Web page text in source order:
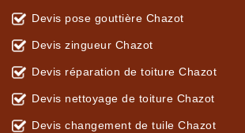
Devis pose gouttière Chazot
Devis zingueur Chazot
Devis réparation de toiture Chazot
Devis nettoyage de toiture Chazot
Devis changement de tuile Chazot